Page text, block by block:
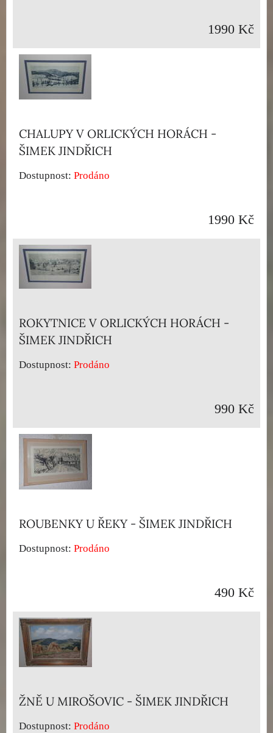
1990 Kč
CHALUPY V ORLICKÝCH HORÁCH -
ŠIMEK JINDŘICH
Dostupnost: Prodáno
1990 Kč
ROKYTNICE V ORLICKÝCH HORÁCH -
ŠIMEK JINDŘICH
Dostupnost: Prodáno
990 Kč
ROUBENKY U ŘEKY - ŠIMEK JINDŘICH
Dostupnost: Prodáno
490 Kč
ŽNĚ U MIROŠOVIC - ŠIMEK JINDŘICH
Dostupnost: Prodáno